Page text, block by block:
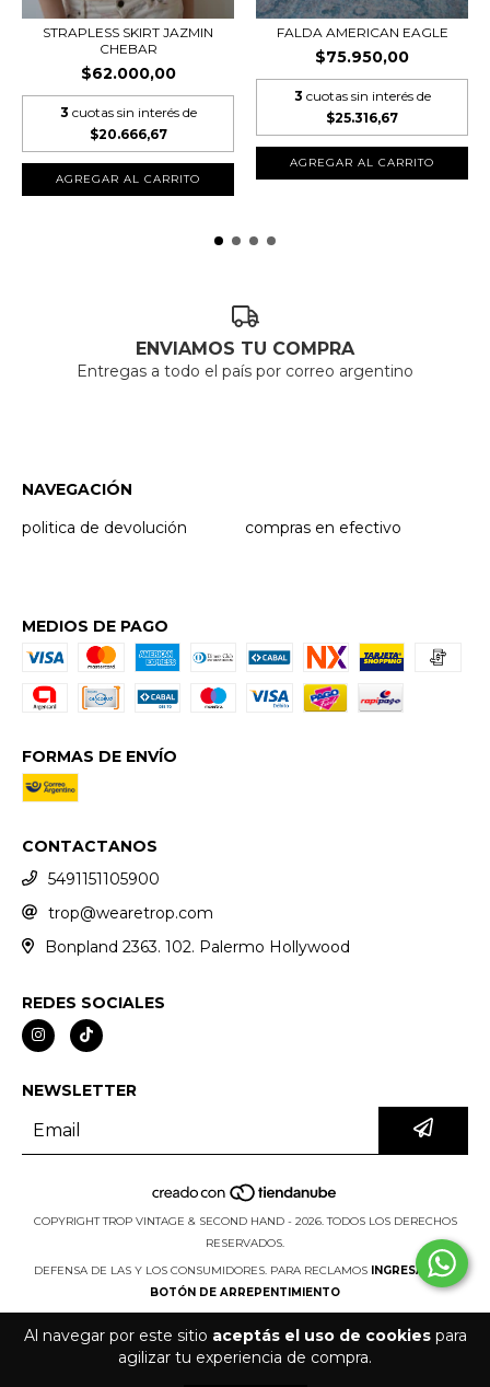
Al navegar por este sitio aceptás el uso de cookiespara
agilizar tu experiencia de compra.
STRAPLESS SKIRT JAZMIN
CHEBAR
$62.000,00
3 cuotas sin interés de
$20.666,67
FALDA AMERICAN EAGLE
$75.950,00
3 cuotas sin interés de
$25.316,67
ENVIAMOS TU COMPRA
Entregas a todo el país por correo argentino
NAVEGACIÓN
politica de devolución
compras en efectivo
MEDIOS DE PAGO
FORMAS DE ENVÍO
CONTACTANOS
5491151105900
trop@wearetrop.com
Bonpland 2363. 102. Palermo Hollywood
REDES SOCIALES
NEWSLETTER
COPYRIGHT TROP VINTAGE & SECOND HAND - 2026. TODOS LOS DERECHOS
RESERVADOS.
DEFENSA DE LAS Y LOS CONSUMIDORES. PARA RECLAMOS INGRESÁ ACÁ.
BOTÓN DE ARREPENTIMIENTO